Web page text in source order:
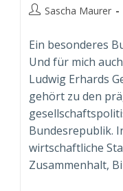
Beitrags-
Sascha Maurer
Ein besonderes
Und für mich
Ludwig Erhards
gehört zu den
Bundesrepublik.
wirtschaftliche
Zusammenhalt,